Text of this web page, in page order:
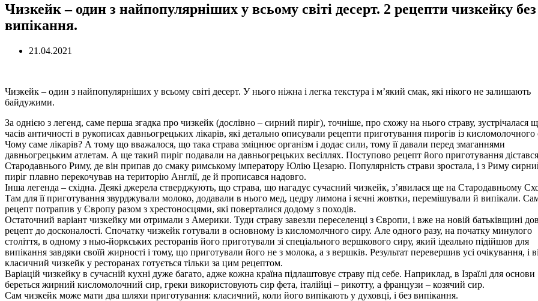
Чизкейк – один з найпопулярніших у всьому світі десерт. 2 рецепти чизкейку без
випікання.
21.04.2021
Чизкейк – один з найпопулярніших у всьому світі десерт. У нього ніжна і легка текстура і м’який смак, які нікого не залишають
байдужими.
За однією з легенд, саме перша згадка про чизкейк (дослівно – сирний пиріг), точніше, про схожу на нього страву, зустрічалася
часів античності в рукописах давньогрецьких лікарів, які детально описували рецепти приготування пирогів із кисломолочного
Чому саме лікарів? А тому що вважалося, що така страва зміцнює організм і додає сили, тому її давали перед змаганнями
давньогрецьким атлетам. А ще такий пиріг подавали на давньогрецьких весіллях. Поступово рецепт його приготування дістався
Стародавнього Риму, де він припав до смаку римському імператору Юлію Цезарю. Популярність страви зростала, і з Риму
пиріг плавно перекочував на територію Англії, де й прописався надовго.
Інша легенда – східна. Деякі джерела стверджують, що страва, що нагадує сучасний чизкейк, з’явилася ще на Стародавньому
Там для її приготування звурджували молоко, додавали в нього мед, цедру лимона і яєчні жовтки, перемішували й випікали.
рецепт потрапив у Європу разом з хрестоносцями, які поверталися додому з походів.
Остаточний варіант чизкейку ми отримали з Америки. Туди страву завезли переселенці з Європи, і вже на новій батьківщині
рецепт до досконалості. Спочатку чизкейк готували в основному із кисломолчного сиру. Але одного разу, на початку минулого
століття, в одному з нью-йоркських ресторанів його приготували зі спеціального вершкового сиру, який ідеально підійшов для
випікання завдяки своїй жирності і тому, що приготували його не з молока, а з вершків. Результат перевершив усі очікування, і
класичний чизкейк у ресторанах готується тільки за цим рецептом.
Варіацій чизкейку в сучасній кухні дуже багато, адже кожна країна підлаштовує страву під себе. Наприклад, в Ізраїлі для основи
береться жирний кисло­молочний сир, греки використовують сир фета, італійці – рикотту, а французи – козячий сир.
Сам чизкейк може мати два шляхи приготування: класичний, коли його випікають у духовці, і без випікання.